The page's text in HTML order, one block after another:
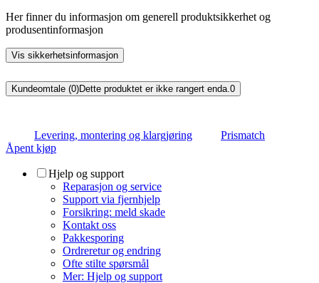
Her finner du informasjon om generell produktsikkerhet og
produsentinformasjon
Vis sikkerhetsinformasjon
Kundeomtale (0)Dette produktet er ikke rangert enda.0
Levering, montering og klargjøring
Prismatch
Åpent kjøp
Hjelp og support
Reparasjon og service
Support via fjernhjelp
Forsikring: meld skade
Kontakt oss
Pakkesporing
Ordreretur og endring
Ofte stilte spørsmål
Mer: Hjelp og support